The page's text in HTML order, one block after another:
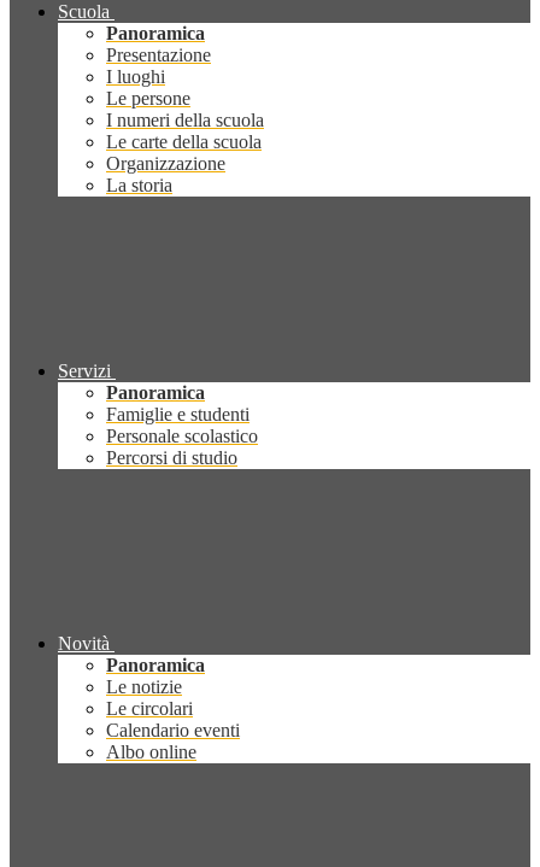
Scuola
Panoramica
Presentazione
I luoghi
Le persone
I numeri della scuola
Le carte della scuola
Organizzazione
La storia
Servizi
Panoramica
Famiglie e studenti
Personale scolastico
Percorsi di studio
Novità
Panoramica
Le notizie
Le circolari
Calendario eventi
Albo online